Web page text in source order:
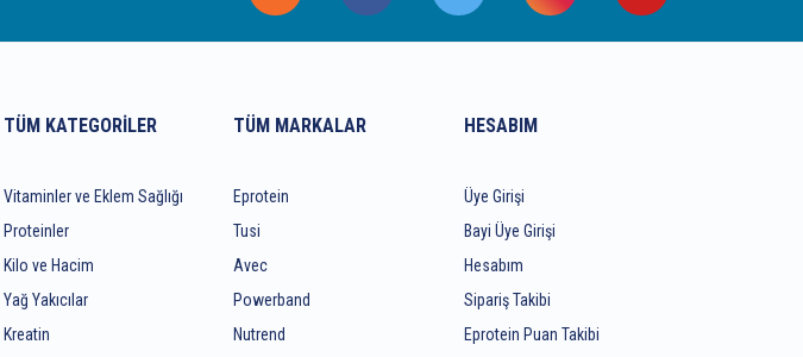
TÜM KATEGORILER
Vitaminler ve Eklem Sağlığı
Proteinler
Kilo ve Hacim
Yağ Yakıcılar
Kreatin
TÜM MARKALAR
Eprotein
Tusi
Avec
Powerband
Nutrend
HESABIM
Üye Girişi
Bayi Üye Girişi
Hesabım
Sipariş Takibi
Eprotein Puan Takibi